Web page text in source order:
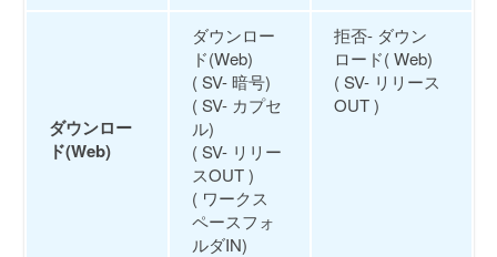
ダウンロー
ド(Web)
ダウンロー
ド(Web)
( SV- 暗号)
( SV- カプセ
ル)
( SV- リリー
スOUT )
( ワークス
ペースフォ
ルダIN)
拒否- ダウン
ロード( Web)
( SV- リリース
OUT )